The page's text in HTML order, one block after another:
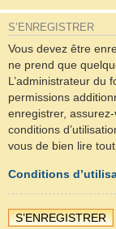
S’ENREGISTRER
Vous devez être
ne prend que
L’administrateur du
permissions
enregistrer,
conditions
vous de bien lire
Conditions
S’ENREGISTRER